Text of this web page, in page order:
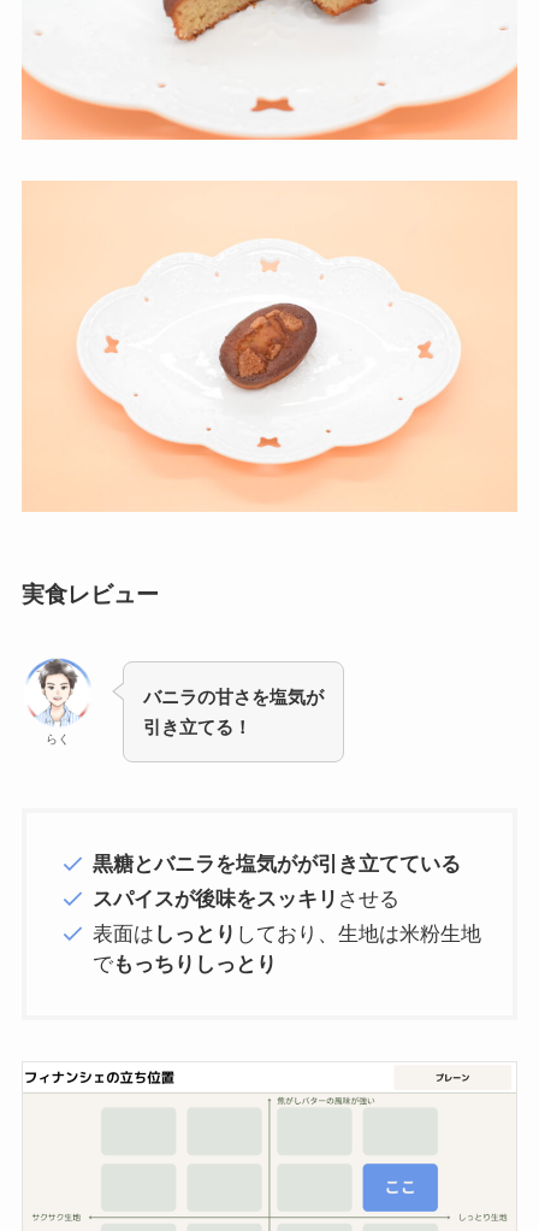
実食レビュー
らく
バニラの甘さを塩気が
引き立てる！
黒糖とバニラを塩気がが引き立てている
スパイスが後味をスッキリ させる
表面は しっとり しており、生地は米粉生地
でもっちりしっとり